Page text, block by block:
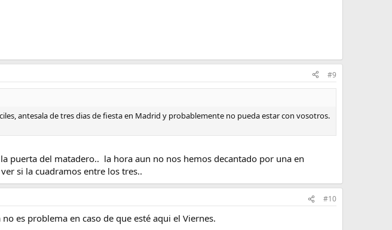
#9
antesala de tres dias de fiesta en Madrid y probablemente no pueda estar con vosotros.
puerta del matadero.. la hora aun no nos hemos decantado por una en
si la cuadramos entre los tres..
#10
es problema en caso de que esté aqui el Viernes.